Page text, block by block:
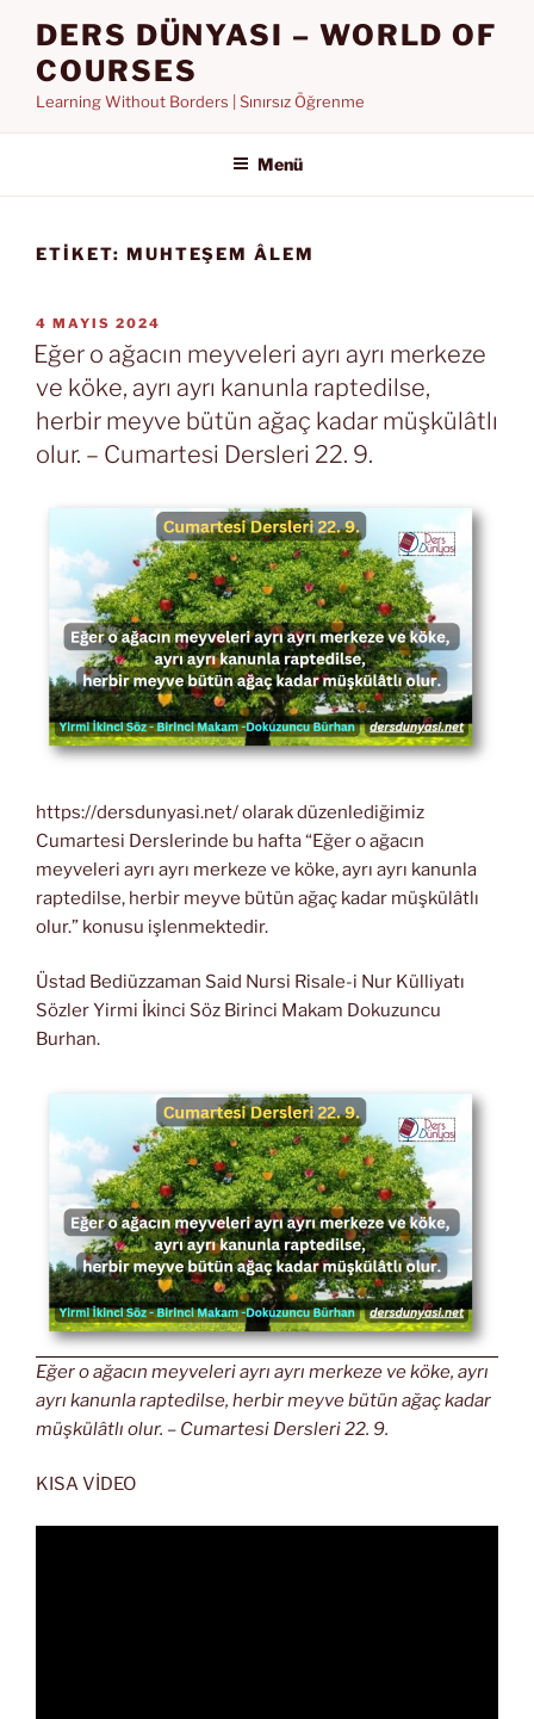
DERS DÜNYASI – WORLD OF
COURSES
Learning Without Borders | Sınırsız Öğrenme
Menü
ETIKET: MUHTEŞEM ÂLEM
YAYIM
TARIHI
4 MAYIS 2024
Eğer o ağacın meyveleri ayrı ayrı merkeze
ve köke, ayrı ayrı kanunla raptedilse,
herbir meyve bütün ağaç kadar müşkülâtlı
olur. – Cumartesi Dersleri 22. 9.
https://dersdunyasi.net/ olarak düzenlediğimiz
Cumartesi Derslerinde bu hafta “Eğer o ağacın
meyveleri ayrı ayrı merkeze ve köke, ayrı ayrı kanunla
raptedilse, herbir meyve bütün ağaç kadar müşkülâtlı
olur.” konusu işlenmektedir.
Üstad Bediüzzaman Said Nursi Risale-i Nur Külliyatı
Sözler Yirmi İkinci Söz Birinci Makam Dokuzuncu
Burhan.
Eğer o ağacın meyveleri ayrı ayrı merkeze ve köke, ayrı
ayrı kanunla raptedilse, herbir meyve bütün ağaç kadar
müşkülâtlı olur. – Cumartesi Dersleri 22. 9.
KISA VİDEO